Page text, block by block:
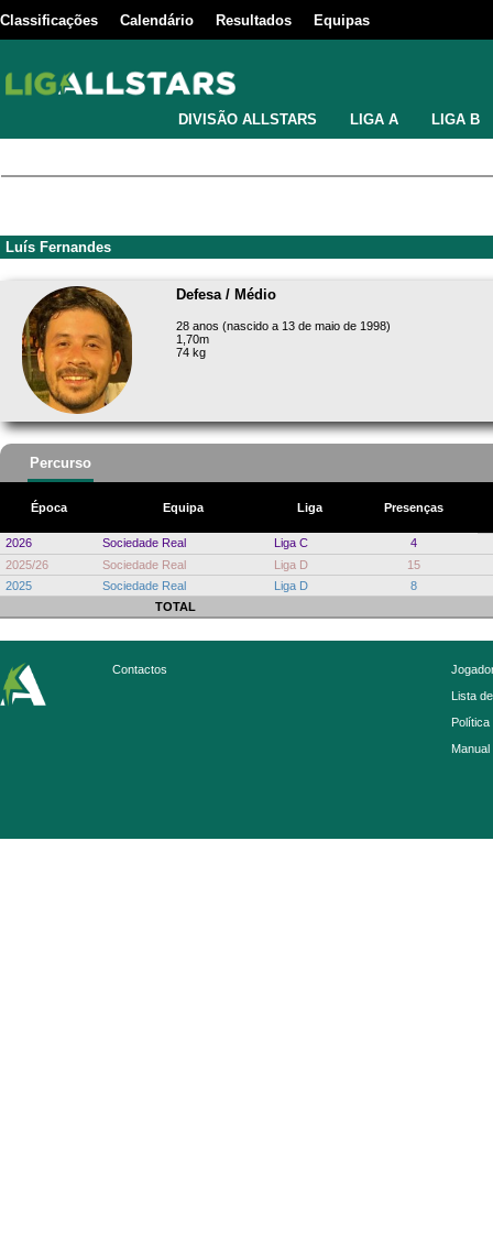
Classificações Calendário Resultados Equipas
DIVISÃO ALLSTARS LIGA A LIGA B
Luís Fernandes
Defesa / Médio
28 anos (nascido a 13 de maio de 1998)
1,70m
74 kg
Percurso
Época Equipa Liga Presenças
2026 Sociedade Real Liga C
4
2025/26
Sociedade Real Liga D
15
2025
Sociedade Real Liga D
8
TOTAL
Contactos
Lista
Política